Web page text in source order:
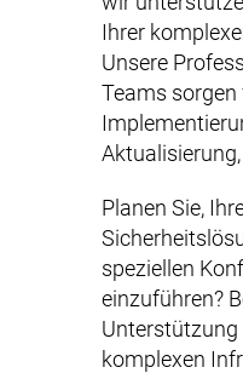
Ihrer
Unsere
Teams
Planen Sie,
speziellen
einzuführen?
Unterstützung
komplexen